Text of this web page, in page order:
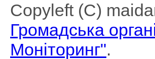
Copyleft (C)
Громадська
Моніторинг".